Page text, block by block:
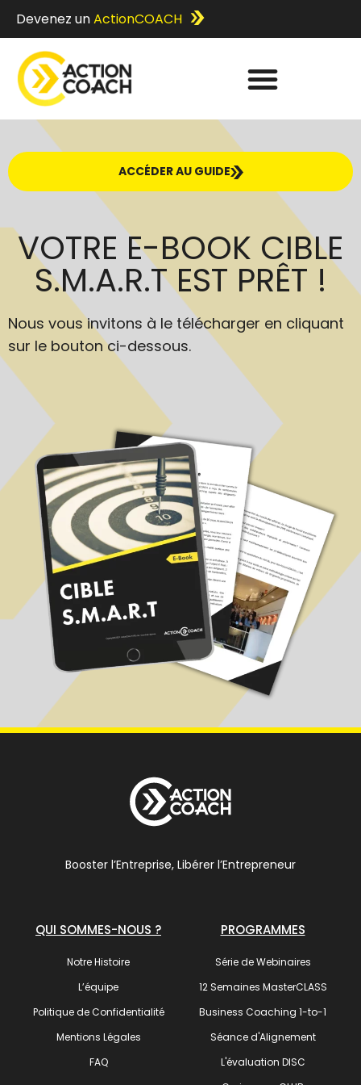
Devenez unActionCOACH
ACCÉDER AU GUIDE
VOTRE E-BOOK CIBLE
S.M.A.R.T EST PRÊT !
Nous vous invitons à le télécharger en cliquant
sur le bouton ci-dessous.
Booster l’Entreprise, Libérer l’Entrepreneur
QUI SOMMES-NOUS ?
Notre Histoire
L’équipe
Politique de Confidentialité
Mentions Légales
FAQ
PROGRAMMES
Série de Webinaires
12 Semaines MasterCLASS
Business Coaching 1-to-1
Séance d'Alignement
L'évaluation DISC